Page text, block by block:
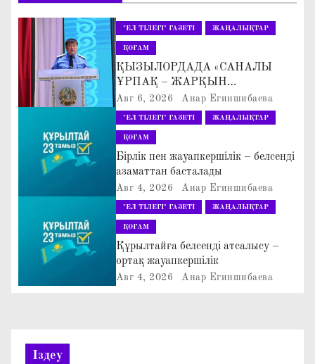
и
г
а
ц
и
"ЕЛ ТІЛЕГІ" ГАЗЕТІ ЖАҢАЛЫҚТАР
ҚОҒАМ
ҚЫЗЫЛОРДАДА «САНАЛЫ
ҰРПАҚ – ЖАРҚЫН
БОЛАШАҚ» АТТЫ
КЕҢЕЙТІЛГЕН МӘЖІЛІС ӨТТІ
Авг 6, 2026 Анар Егиншибаева
"ЕЛ ТІЛЕГІ" ГАЗЕТІ ЖАҢАЛЫҚТАР
ҚОҒАМ
Бірлік пен жауапкершілік – белсенді
азаматтан басталады
Авг 4, 2026 Анар Егиншибаева
"ЕЛ ТІЛЕГІ" ГАЗЕТІ ЖАҢАЛЫҚТАР
ҚОҒАМ
Құрылтайға белсенді атсалысу –
ортақ жауапкершілік
Авг 4, 2026 Анар Егиншибаева
Іздеу